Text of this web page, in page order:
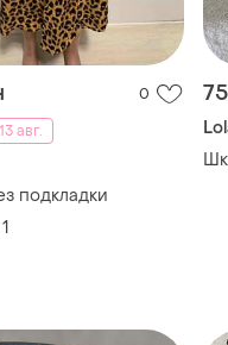
0
авг.
подкладки
1